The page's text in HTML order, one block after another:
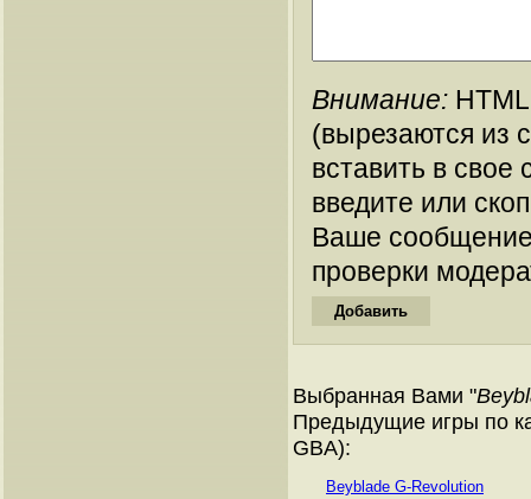
Внимание:
(вырезаются из
вставить в
введите или
Ваше
проверки
Выбранная Вами "
Предыдущие игры по
GBA):
Beyblade G-Revolution